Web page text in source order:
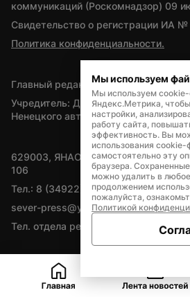
коммуникаций (Роскомнадзор) 09
Свидетельство о регистрации ИА
Политика конфиденциальности.
Главный редактор — А.Л. Поздеев
Учредитель: Департамент
Ненецкого автономного округа
629003, ЯНАО, Салехард, мкр.
106
Тел.: 8 (34922) 71262
sever-press@yamal-media.ru
Тел. отдела рекламы: 8 (34922)
Мы используем
Мы используем
Яндекс.Метрика,
настройки,
работу сайта,
эффективность. Вы
использования
самостоятельно эту
браузера.
можно удалить в
продолжением
пожалуйста,
Политикой